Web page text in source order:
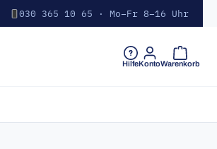
030 365 10 65 · Mo–Fr 8–16 Uhr
HilfeKontoWarenkorb